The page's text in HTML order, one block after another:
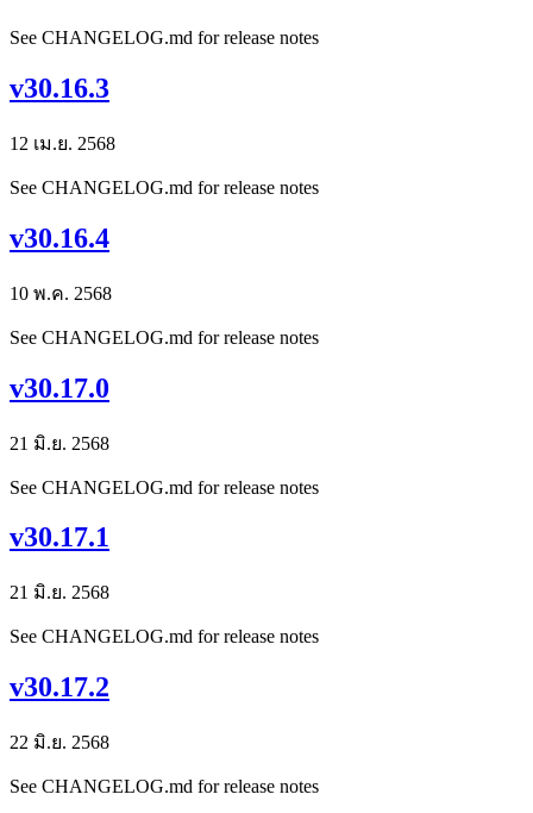
See CHANGELOG.md for release notes
v30.16.3
12 เม.ย. 2568
See CHANGELOG.md for release notes
v30.16.4
10 พ.ค. 2568
See CHANGELOG.md for release notes
v30.17.0
21 มิ.ย. 2568
See CHANGELOG.md for release notes
v30.17.1
21 มิ.ย. 2568
See CHANGELOG.md for release notes
v30.17.2
22 มิ.ย. 2568
See CHANGELOG.md for release notes